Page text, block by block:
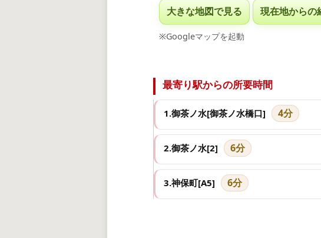
大きな地図で見る 現在地からの
※Googleマップを起動
最寄り駅からの所要時間
1.御茶ノ水[御茶ノ水橋口] 4分
2.御茶ノ水[2] 6分
3.神保町[A5] 6分